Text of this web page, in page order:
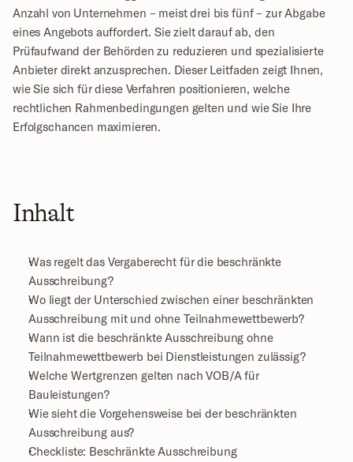
Anzahl von Unternehmen – meist drei bis fünf – zur Abgabe
eines Angebots auffordert. Sie zielt darauf ab, den
Prüfaufwand der Behörden zu reduzieren und spezialisierte
Anbieter direkt anzusprechen. Dieser Leitfaden zeigt Ihnen,
wie Sie sich für diese Verfahren positionieren, welche
rechtlichen Rahmenbedingungen gelten und wie Sie Ihre
Erfolgschancen maximieren.
Inhalt
Was regelt das Vergaberecht für die beschränkte
Ausschreibung?
Wo liegt der Unterschied zwischen einer beschränkten
Ausschreibung mit und ohne Teilnahmewettbewerb?
Wann ist die beschränkte Ausschreibung ohne
Teilnahmewettbewerb bei Dienstleistungen zulässig?
Welche Wertgrenzen gelten nach VOB/A für
Bauleistungen?
Wie sieht die Vorgehensweise bei der beschränkten
Ausschreibung aus?
Checkliste: Beschränkte Ausschreibung